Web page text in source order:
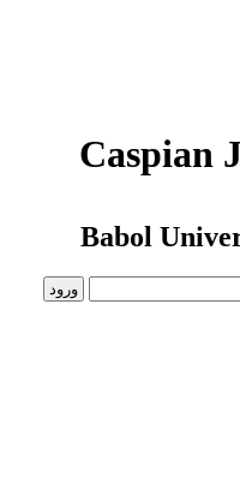
Babol